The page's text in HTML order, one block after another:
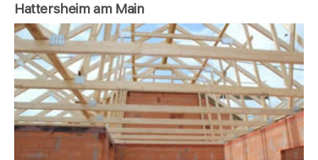
Hattersheim am Main